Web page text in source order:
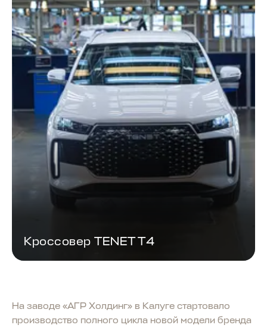
Кроссовер TENET T4
На заводе «АГР Холдинг» в Калуге стартовало
производство полного цикла новой модели бренда